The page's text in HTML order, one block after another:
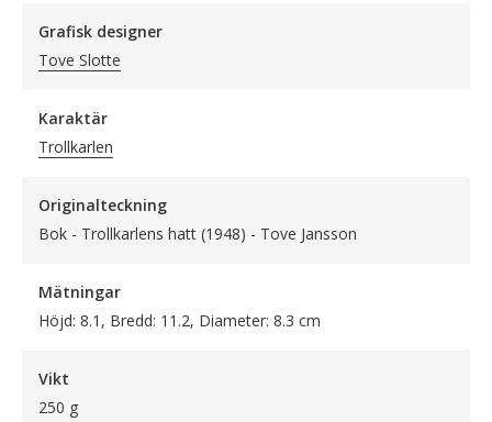
Grafisk designer
Tove Slotte
Karaktär
Trollkarlen
Originalteckning
Bok - Trollkarlens hatt (1948) - Tove Jansson
Mätningar
Höjd: 8.1, Bredd: 11.2, Diameter: 8.3 cm
Vikt
250 g